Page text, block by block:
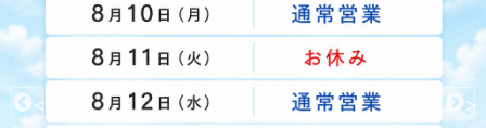
< >